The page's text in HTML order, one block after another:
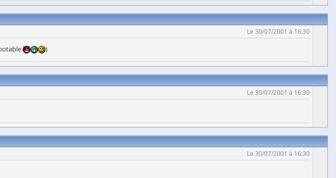
Le 30/07/2001 à 16:30
)
Le 30/07/2001 à 16:30
Le 30/07/2001 à 16:30